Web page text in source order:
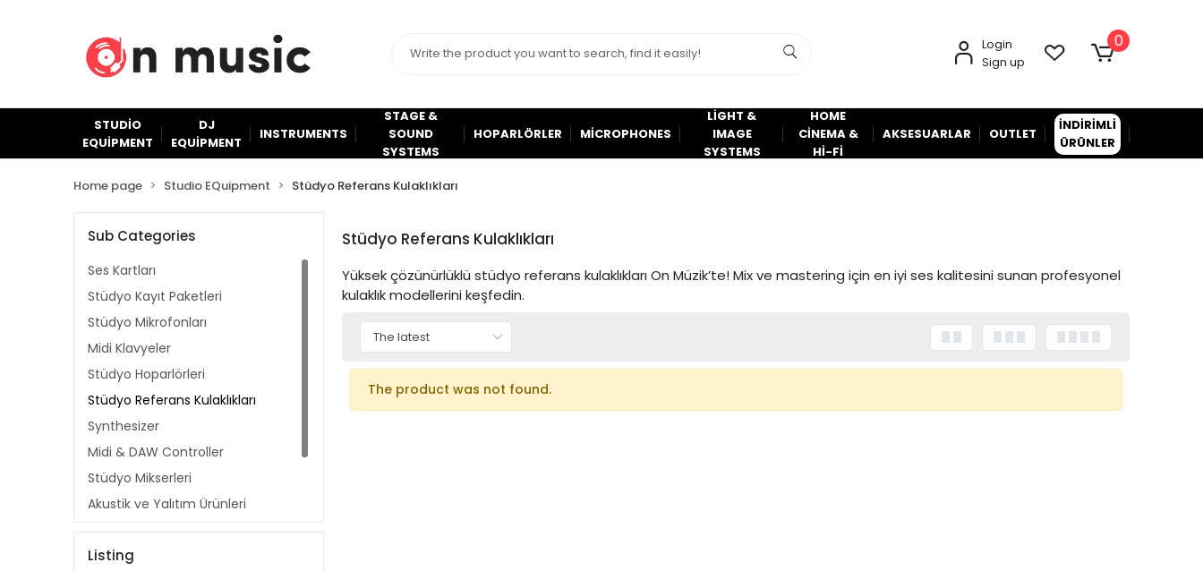
Login
Sign up
0
STUDİO
EQUİPMENT
DJ
EQUİPMENT
INSTRUMENTS
STAGE &
SOUND
SYSTEMS
HOPARLÖRLER MİCROPHONES
LİGHT &
IMAGE
SYSTEMS
HOME
CİNEMA &
Hİ-Fİ
AKSESUARLAR OUTLET
İNDİRİMLİ
ÜRÜNLER
Home page Studio EQuipment Stüdyo Referans Kulaklıkları
Sub Categories
Ses Kartları
Stüdyo Kayıt Paketleri
Stüdyo Mikrofonları
Midi Klavyeler
Stüdyo Hoparlörleri
Stüdyo Referans Kulaklıkları
Synthesizer
Midi & DAW Controller
Stüdyo Mikserleri
Akustik ve Yalıtım Ürünleri
Stüdyo Aksesuarları
Listing
Stüdyo Referans Kulaklıkları
Yüksek çözünürlüklü stüdyo referans kulaklıkları On Müzik’te! Mix ve mastering için en iyi ses kalitesini sunan profesyonel
kulaklık modellerini keşfedin.
The product was not found.